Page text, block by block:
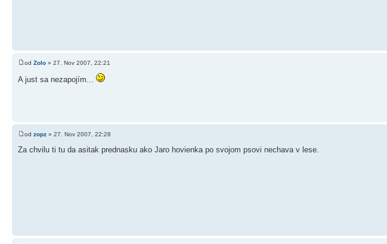
od Zolo » 27. Nov 2007, 22:21
A just sa nezapojím...
od zopz » 27. Nov 2007, 22:28
Za chvilu ti tu da asitak prednasku ako Jaro hovienka po svojom psovi nechava v lese.